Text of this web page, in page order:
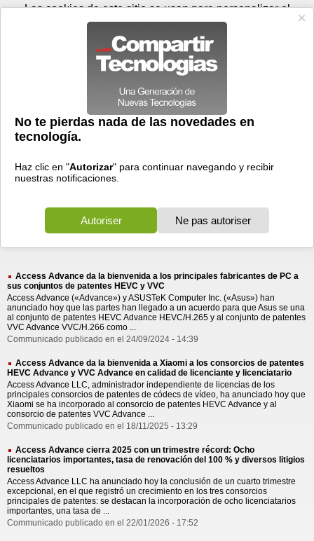
Prensa Videos
> access advance bienvenida
access advance bienvenida
19 resultados Ordenar por fecha-Ordenar por pertinencia
Access Advance da la bienvenida a los principales fabricantes de PC a
sus conjuntos de patentes HEVC y VVC
Access Advance («Advance») y ASUSTeK Computer Inc. («Asus») han
anunciado hoy que las partes han llegado a un acuerdo para que Asus se una
al conjunto de patentes HEVC Advance HEVC/H.265 y al conjunto de patentes
VVC Advance VVC/H.266 como ...
Communicado publicado en el 24/09/2024 - 14:39
Access Advance da la bienvenida a Xiaomi a los consorcios de patentes
HEVC Advance y VVC Advance en calidad de licenciante y licenciatario
Access Advance LLC, administrador independiente de licencias de los
principales consorcios de patentes de códecs de vídeo, ha anunciado hoy que
Xiaomi se ha incorporado al consorcio de patentes HEVC Advance y al
consorcio de patentes VVC Advance ...
Communicado publicado en el 18/11/2025 - 13:29
Access Advance cierra 2025 con un trimestre récord: Ocho
licenciatarios importantes, tasa de renovación del 100 % y diversos litigios
resueltos
Access Advance LLC ha anunciado hoy la conclusión de un cuarto trimestre
excepcional, en el que registró un crecimiento en los tres consorcios
principales de patentes: se destacan la incorporación de ocho licenciatarios
importantes, una tasa de ...
Communicado publicado en el 22/01/2026 - 17:52
Lunes 10 de agosto - 14:14 Registrar Conectar
Las cookies de este sitio se usan para personalizar el
contenido y los anuncios, para ofrecer funciones de medios
sociales y para analizar el tráfico. Además, compartimos
información sobre el uso que haga del sitio web con nuestros
partners de medios sociales, de publicidad y de análisis
web.
OK